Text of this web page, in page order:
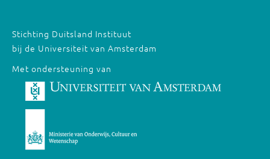
Stichting Duitsland Instituut
bij de Universiteit van Amsterdam
Met ondersteuning van